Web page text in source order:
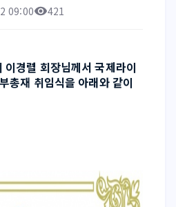
09:00 421
이경렬 회장님께서 국제라이
총재 취임식을 아래와 같이